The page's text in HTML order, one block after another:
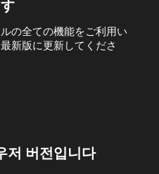
の全ての機能をご利用い
新版に更新してくださ
저 버전입니다